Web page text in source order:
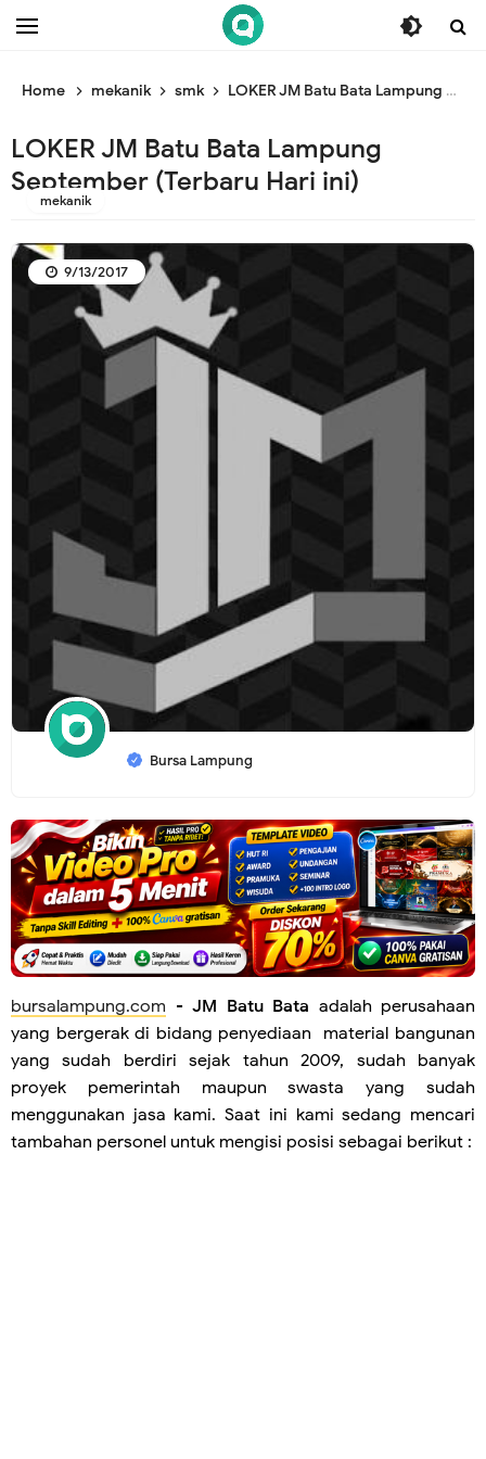
/* ganti br end */
Home mekanik smk LOKER JM Batu Bata Lampung September (Terbaru Hari ini)
LOKER JM Batu Bata Lampung
September (Terbaru Hari ini)
mekanik
Bursa Lampung
9/13/2017
bursalampung.com - JM Batu Bata adalah perusahaan
yang bergerak di bidang penyediaan material bangunan
yang sudah berdiri sejak tahun 2009, sudah banyak
proyek pemerintah maupun swasta yang sudah
menggunakan jasa kami. Saat ini kami sedang mencari
tambahan personel untuk mengisi posisi sebagai berikut :